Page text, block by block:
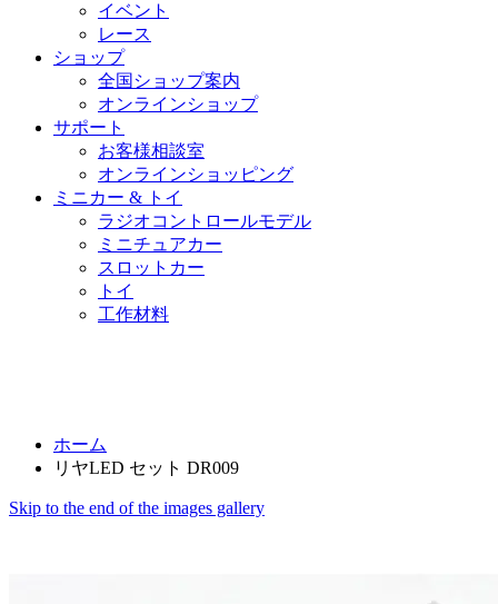
イベント
レース
ショップ
全国ショップ案内
オンラインショップ
サポート
お客様相談室
オンラインショッピング
ミニカー & トイ
ラジオコントロールモデル
ミニチュアカー
スロットカー
トイ
工作材料
ホーム
リヤLED セット DR009
Skip to the end of the images gallery